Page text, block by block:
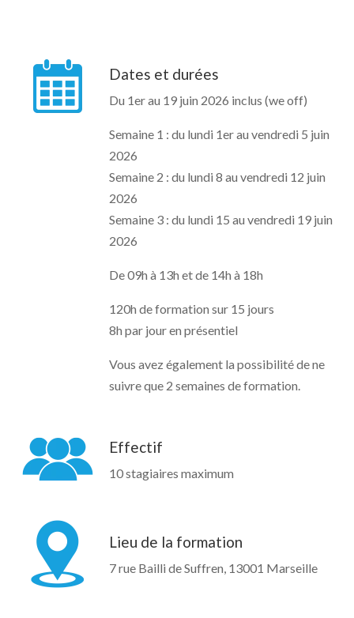
Dates et durées
Du 1er au 19 juin 2026 inclus (we off)
Semaine 1 : du lundi 1er au vendredi 5 juin
2026
Semaine 2 : du lundi 8 au vendredi 12 juin
2026
Semaine 3 : du lundi 15 au vendredi 19 juin
2026
De 09h à 13h et de 14h à 18h
120h de formation sur 15 jours
8h par jour en présentiel
Vous avez également la possibilité de ne
suivre que 2 semaines de formation.
Effectif
10 stagiaires maximum
Lieu de la formation
7 rue Bailli de Suffren, 13001 Marseille